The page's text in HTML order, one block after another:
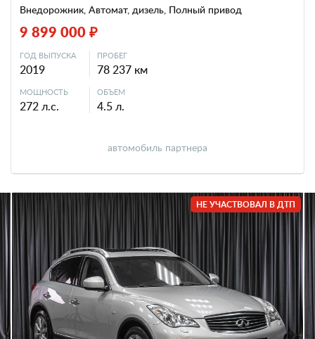
Внедорожник, Автомат, дизель, Полный привод
9 899 000 ₽
ГОД ВЫПУСКА
2019
ПРОБЕГ
78 237 км
МОЩНОСТЬ
272 л.с.
ОБЪЕМ
4.5 л.
автомобиль партнера
НЕ УЧАСТВОВАЛ В ДТП